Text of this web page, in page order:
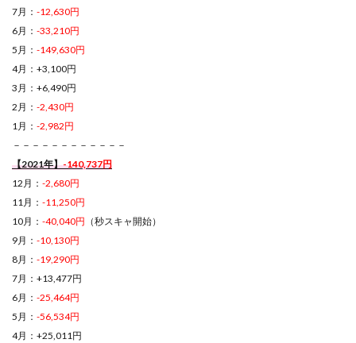
7月： -12,630円
6月： -33,210円
5月： -149,630円
4月：+3,100円
3月：+6,490円
2月： -2,430円
1月： -2,982円
－－－－－－－－－－－－
【2021年】-140,737円
12月： -2,680円
11月： -11,250円
10月： -40,040円 （秒スキャ開始）
9月： -10,130円
8月： -19,290円
7月：+13,477円
6月： -25,464円
5月： -56,534円
4月：+25,011円